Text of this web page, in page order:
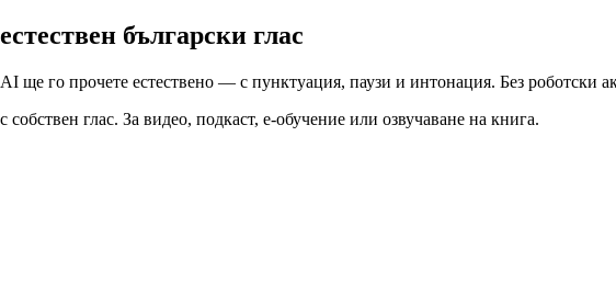
български глас
ще го прочете естествено — с пунктуация, паузи и интонация. Без роботски
глас. За видео, подкаст, е-обучение или озвучаване на книга.